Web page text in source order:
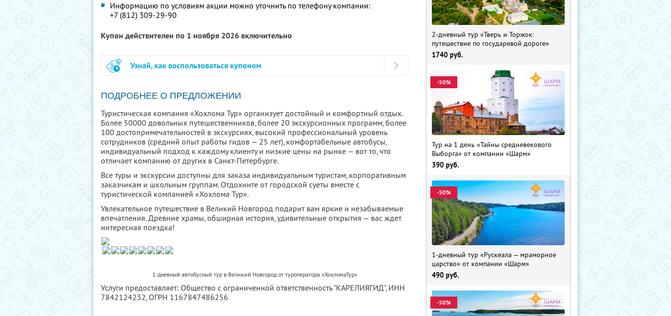
Информацию по условиям акции можно уточнить по телефону компании:
+7 (812) 309-29-90
Купон действителен по 1 ноября 2026 включительно
Узнай, как воспользоваться купоном
ПОДРОБНЕЕ О ПРЕДЛОЖЕНИИ
Туристическая компания «Хохлома Тур» организует достойный и комфортный отдых.
Более 50000 довольных путешественников, более 20 экскурсионных программ, более
100 достопримечательностей в экскурсиях, высокий профессиональный уровень
сотрудников (средний опыт работы гидов — 25 лет), комфортабельные автобусы,
индивидуальный подход к каждому клиенту и низкие цены на рынке — вот то, что
отличает компанию от других в Санкт-Петербурге.
Все туры и экскурсии доступны для заказа индивидуальным туристам, корпоративным
заказчикам и школьным группам. Отдохните от городской суеты вместе с
туристической компанией «Хохлома Тур».
Увлекательное путешествие в Великий Новгород подарит вам яркие и незабываемые
впечатления. Древние храмы, обширная история, удивительные открытия — вас ждет
интересная поездка!
1-дневный автобусный тур в Великий Новгород от туроператора «ХохломаТур»
Услуги предоставляет: Общество с ограниченной ответственность "КАРЕЛИЯГИД", ИНН
7842124232, ОГРН 1167847486256
2-дневный тур «Тверь и Торжок:
путешествие по государевой дороге»
1740 руб.
-50%
Тур на 1 день «Тайны средневекового
Выборга» от компании «Шарм»
390 руб.
-50%
1-дневный тур «Рускеала — мраморное
царство» от компании «Шарм»
490 руб.
-50%